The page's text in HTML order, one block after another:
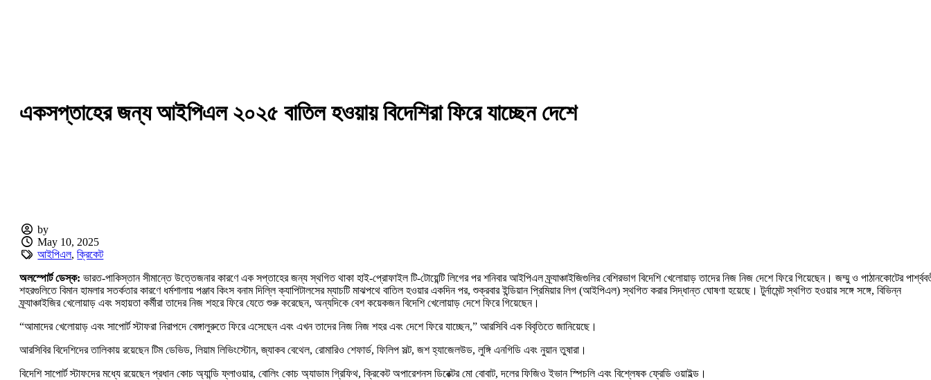
একসপ্তাহের জন্য আইপিএল ২০২৫ বাতিল হওয়ায় বিদেশিরা ফিরে যাচ্ছেন দেশে
by
May 10, 2025
আইপিএল,ক্রিকেট
অলস্পোর্ট ডেস্ক: ভারত-পাকিস্তান সীমান্তে উত্তেজনার কারণে এক সপ্তাহের জন্য স্থগিত থাকা হাই-প্রোফাইল টি-টোয়েন্টি লিগের পর শনিবার আইপিএল ফ্র্যাঞ্চাইজিগুলির বেশিরভাগ বিদেশি খেলোয়াড় তাদের নিজ নিজ দেশে ফিরে গিয়েছেন। জম্মু ও পাঠানকোটের
শহরগুলিতে বিমান হামলার সতর্কতার কারণে ধর্মশালায় পঞ্জাব কিংস বনাম দিল্লি ক্যাপিটালসের ম্যাচটি মাঝপথে বাতিল হওয়ার একদিন পর, শুক্রবার ইন্ডিয়ান প্রিমিয়ার লিগ (আইপিএল) স্থগিত করার সিদ্ধান্ত ঘোষণা হয়েছে। টুর্নামেন্ট স্থগিত হওয়ার সঙ্গে সঙ্গে, বিভিন্ন
ফ্র্যাঞ্চাইজির খেলোয়াড় এবং সহায়তা কর্মীরা তাদের নিজ শহরে ফিরে যেতে শুরু করেছেন, অন্যদিকে বেশ কয়েকজন বিদেশি খেলোয়াড় দেশে ফিরে গিয়েছেন।
“আমাদের খেলোয়াড় এবং সাপোর্ট স্টাফরা নিরাপদে বেঙ্গালুরুতে ফিরে এসেছেন এবং এখন তাদের নিজ নিজ শহর এবং দেশে ফিরে যাচ্ছেন,” আরসিবি এক বিবৃতিতে জানিয়েছে।
আরসিবির বিদেশিদের তালিকায় রয়েছেন টিম ডেভিড, লিয়াম লিভিংস্টোন, জ্যাকব বেথেল, রোমারিও শেফার্ড, ফিলিপ সল্ট, জশ হ্যাজেলউড, লুঙ্গি এনগিডি এবং নুয়ান তুষারা।
বিদেশি সাপোর্ট স্টাফদের মধ্যে রয়েছেন প্রধান কোচ অ্যান্ডি ফ্লাওয়ার, বোলিং কোচ অ্যাডাম গ্রিফিথ, ক্রিকেট অপারেশনস ডিরেক্টর মো বোবাট, দলের ফিজিও ইভান স্পিচলি এবং বিশ্লেষক ফ্রেডি ওয়াইল্ড।